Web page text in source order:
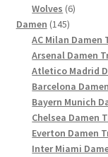
Wolves 66
Damen 145145
Produkte
AC Milan Damen
Arsenal Damen
Atletico Madrid
Barcelona
Bayern Munich
Chelsea Damen
Everton Damen
Inter Miami